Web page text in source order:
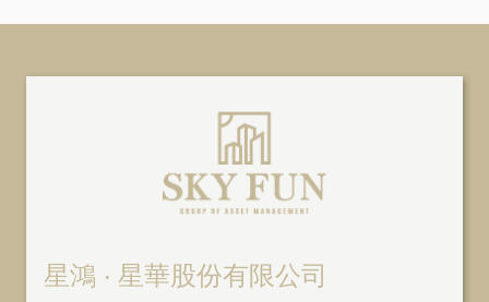
星鴻 ‧ 星華股份有限公司